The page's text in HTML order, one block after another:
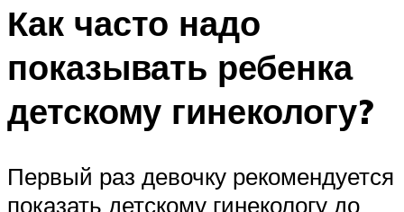
Как часто надо
показывать ребенка
детскому гинекологу?
Первый раз девочку рекомендуется
показать детскому гинекологу до